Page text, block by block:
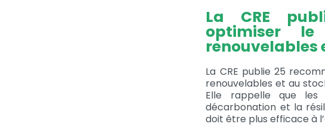
La CRE
optimiser
renouvelables
La CRE publie 25
renouvelables et au
Elle rappelle que les
décarbonation et la
doit être plus efficace à